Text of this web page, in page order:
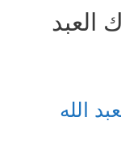
العبد
الله